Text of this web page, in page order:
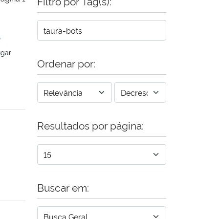
Ordenar por:
Resultados por página:
Buscar em: